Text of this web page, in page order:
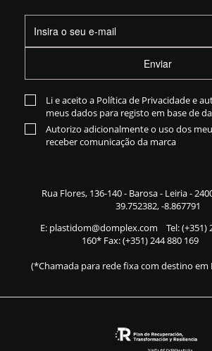
Enviar
Li e aceito a Política de Privacidadee
meus dados para registo em base de
Autorizo adicionalmente o uso dos
receber comunicação da marca
Rua Flores, 136-140- Barosa - Leiria -
39.752382, -8.867791
E: plastidom@domplex.com Tel:(+351)
160* Fax: (+351) 244 880 169
(*Chamada para rede fixa com destino em